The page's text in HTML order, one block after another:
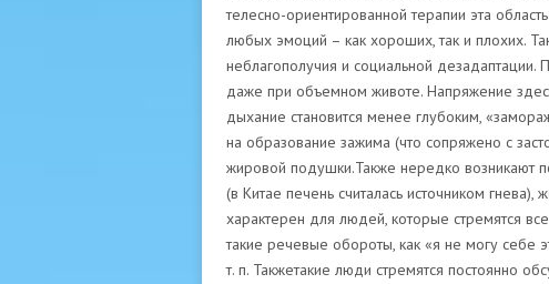
телесно-ориентированной терапии эта
любых эмоций – как хороших, так и плохих.
неблагополучия и социальной дезадаптации.
даже при объемном животе. Напряжение
дыхание становится менее глубоким,
на образование зажима (что сопряжено с
жировой подушки.Также нередко возникают
(в Китае печень считалась источником
характерен для людей, которые стремятся
такие речевые обороты, как «я не могу себе
т. п. Такжетакие люди стремятся постоянно